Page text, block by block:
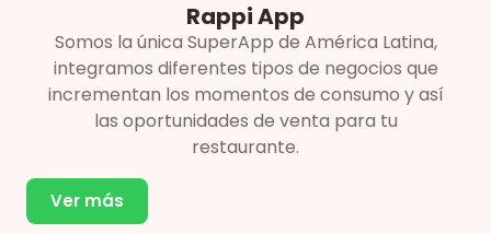
Rappi App
Somos la única SuperApp de América Latina,
integramos diferentes tipos de negocios que
incrementan los momentos de consumo y así
las oportunidades de venta para tu
restaurante.
Ver más